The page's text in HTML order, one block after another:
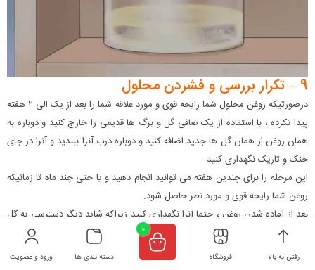
9 – تکرار بررسی و فشردن محلول
درصورتیکه روغن محلول شما رایحه قوی و مورد علاقه شما را بعد از یک الی ۲ هفته
پیدا نکرده ، با استفاده از یک صافی گل و برگ ها قدیمی را خارج کنید و دوباره به
همان روغن از همان گل ها جدید اضافه کنید و دوباره درب آنرا ببندید و آنرا در جای
خنک و تاریک نگهداری کنید.
این مرحله را برای چندین هفته می توانید انجام دهید و یا حتی چند ماه تا زمانیکه
روغن شما رایحه قوی و مورد نظر حاصل شود.
بعد از آماده شدن روغن ، حتما آنرا نگهداری کنید زیراکه شاید دیگر دسترسی به گل
و گیاه قبلی را نداشته باشید.
رفتن به بالا فروشگاه
0
دسته بندی ها ورود و عضویت